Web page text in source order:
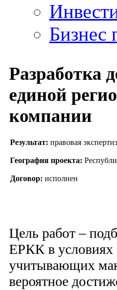
Бизнес
Разработка
единой
компании
Результат: правовая
География проекта:
Договор: исполнен
Цель работ –
ЕРКК в условиях
учитывающих
вероятное